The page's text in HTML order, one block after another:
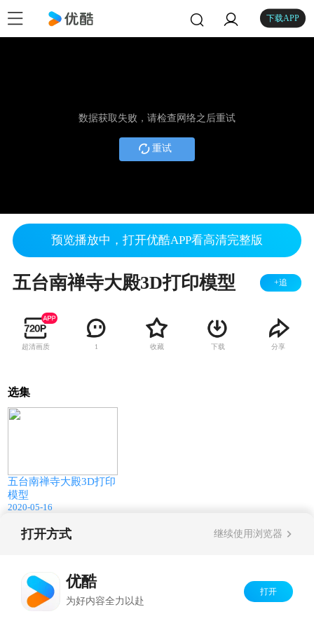
下载APP
数据获取失败，请检查网络之后重试
重试
预览播放中，打开优酷APP看高清完整版
五台南禅寺大殿3D打印模型 +追
超清画质 1 收藏 下载 分享
选集
五台南禅寺大殿3D打印
模型
2020-05-16
打开方式 继续使用浏览器
优酷
为好内容全力以赴
打开